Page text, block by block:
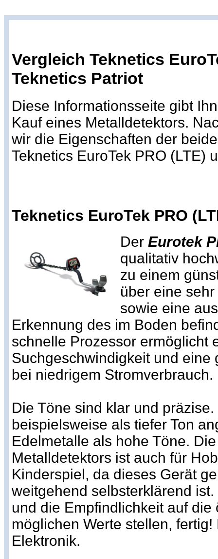
Vergleich Teknetics
Teknetics Patriot
Diese Informationsseite gibt
Kauf eines Metalldetektors.
wir die Eigenschaften der
Teknetics EuroTek PRO (LTE)
Teknetics EuroTek PRO
Der Eurotek
qualitativ
zu einem
über eine
sowie eine
Erkennung des im Boden
schnelle Prozessor ermöglicht
Suchgeschwindigkeit und eine
bei niedrigem Stromverbrauch.
Die Töne sind klar und
beispielsweise als tiefer Ton
Edelmetalle als hohe Töne.
Metalldetektors ist auch für
Kinderspiel, da dieses Gerät
weitgehend selbsterklärend
und die Empfindlichkeit auf die
möglichen Werte stellen,
Elektronik.